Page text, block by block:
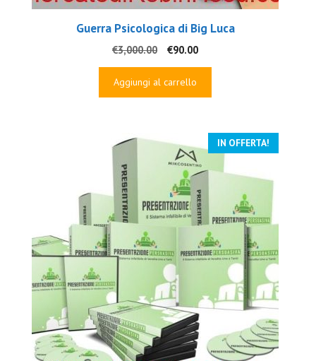
Guerra Psicologica di Big Luca
€3,000.00
Il
prezzo
originale
€90.00Il
prezzo
Aggiungi al carrello
IN OFFERTA!